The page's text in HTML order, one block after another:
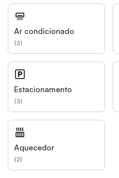
Ar condicionado
(3)
Estacionamento
(3)
Aquecedor
(2)